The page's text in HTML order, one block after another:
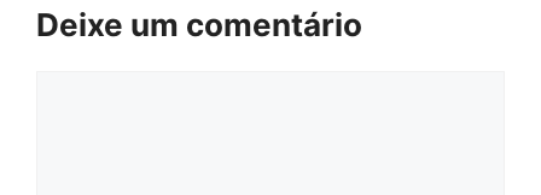
Deixe um comentário